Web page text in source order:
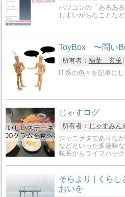
パソコンの「あるあ
しまいがちなことな
ToyBox 〜問い
所有者： 稲葉 玄兎
IT系の色々を記事にし
じゃすログ
所有者： じゃすみん
ジャニヲタでありな
などといった多趣味
味系からライフハッ
そらより | くらし
おいを